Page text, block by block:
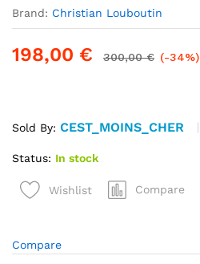
Brand: Christian Louboutin
198,00 € 300,00€ (-34%)
Sold By: CEST_MOINS_CHER
Status: In stock
de
Sneaker
Wishlist Compare
Compare